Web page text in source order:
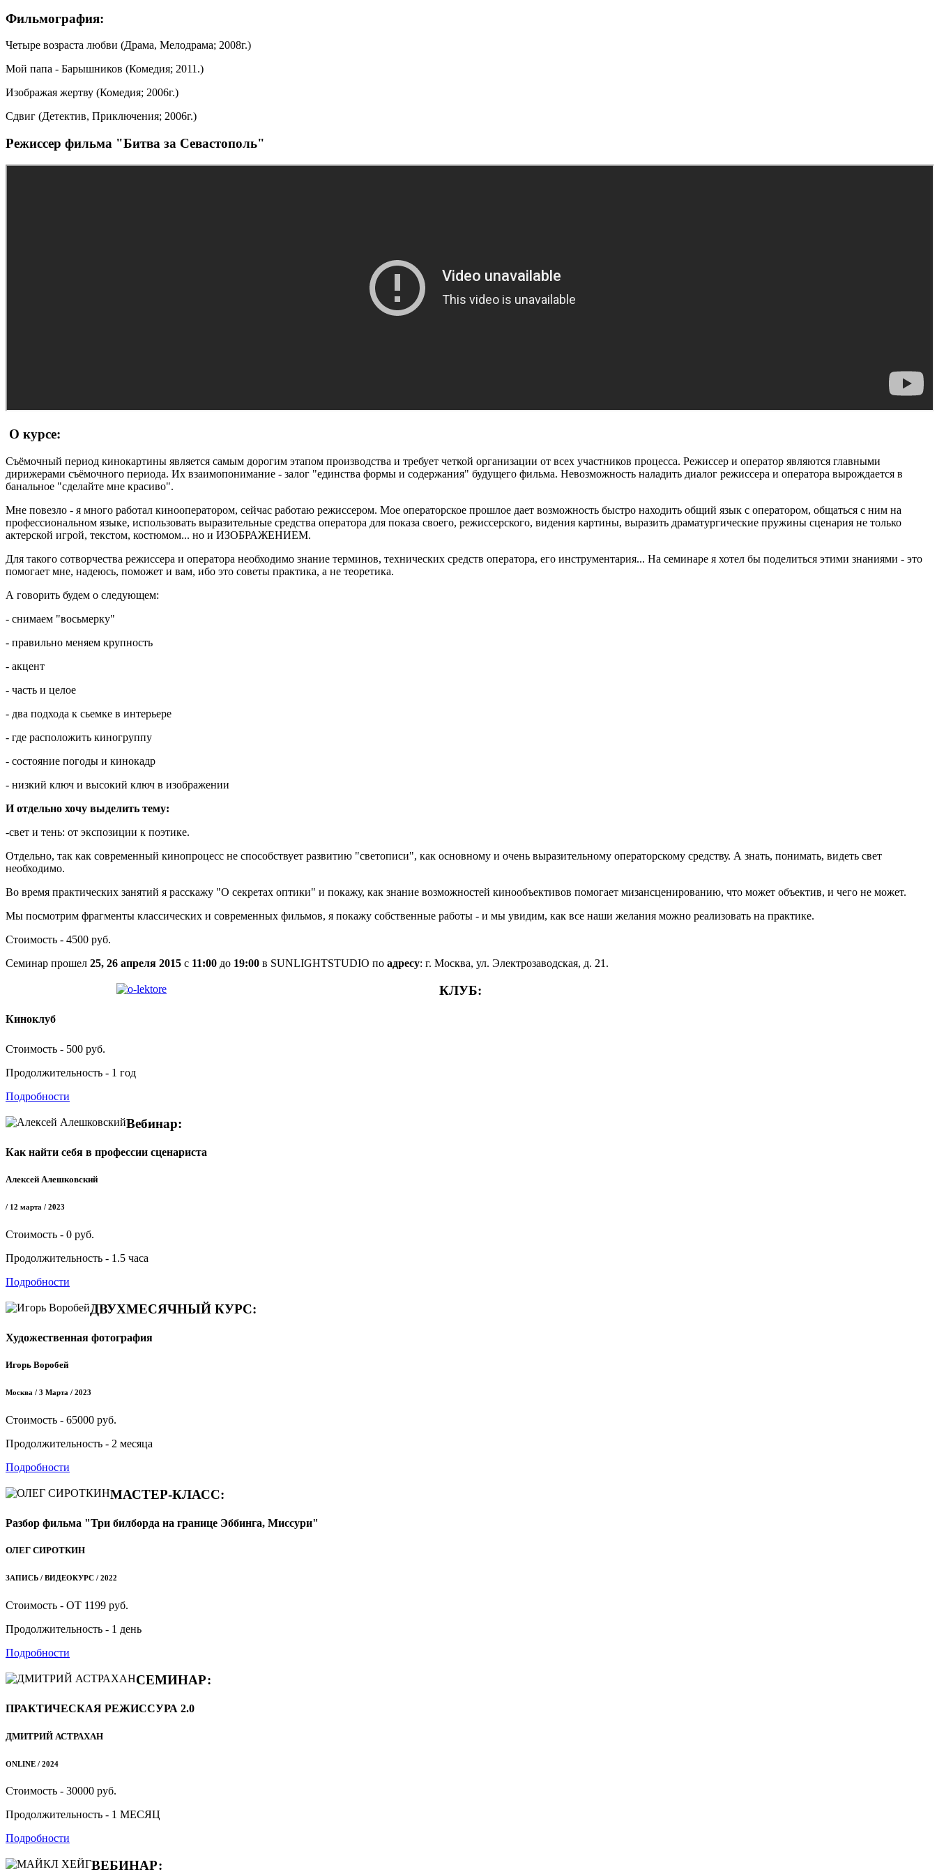
Фильмография:
Четыре возраста любви (Драма, Мелодрама; 2008г.)
Мой папа - Барышников (Комедия; 2011.)
Изображая жертву (Комедия; 2006г.)
Сдвиг (Детектив, Приключения; 2006г.)
Режиссер фильма "Битва за Севастополь"
О курсе:
Съёмочный период кинокартины является самым дорогим этапом производства и требует четкой организации от всех участников процесса. Режиссер и оператор являются главными
дирижерами съёмочного периода. Их взаимопонимание - залог "единства формы и содержания" будущего фильма. Невозможность наладить диалог режиссера и оператора вырождается в
банальное "сделайте мне красиво".
Мне повезло - я много работал кинооператором, сейчас работаю режиссером. Мое операторское прошлое дает возможность быстро находить общий язык с оператором, общаться с ним на
профессиональном языке, использовать выразительные средства оператора для показа своего, режиссерского, видения картины, выразить драматургические пружины сценария не только
актерской игрой, текстом, костюмом... но и ИЗОБРАЖЕНИЕМ.
Для такого сотворчества режиссера и оператора необходимо знание терминов, технических средств оператора, его инструментария... На семинаре я хотел бы поделиться этими знаниями - это
помогает мне, надеюсь, поможет и вам, ибо это советы практика, а не теоретика.
А говорить будем о следующем:
- снимаем "восьмерку"
- правильно меняем крупность
- акцент
- часть и целое
- два подхода к сьемке в интерьере
- где расположить киногруппу
- состояние погоды и кинокадр
- низкий ключ и высокий ключ в изображении
И отдельно хочу выделить тему:
-свет и тень: от экспозиции к поэтике.
Отдельно, так как современный кинопроцесс не способствует развитию "светописи", как основному и очень выразительному операторскому средству. А знать, понимать, видеть свет
необходимо.
Во время практических занятий я расскажу "О секретах оптики" и покажу, как знание возможностей кинообъективов помогает мизансценированию, что может объектив, и чего не может.
Мы посмотрим фрагменты классических и современных фильмов, я покажу собственные работы - и мы увидим, как все наши желания можно реализовать на практике.
Стоимость - 4500 руб.
Cеминар прошел 25, 26 апреля 2015 с 11:00 до 19:00 в SUNLIGHTSTUDIO по адресу: г. Москва, ул. Электрозаводская, д. 21.
КЛУБ:
Киноклуб
Стоимость - 500 руб.
Продолжительность - 1 год
Подробности
Вебинар:
Как найти себя в профессии сценариста
Алексей Алешковский
/ 12 марта / 2023
Стоимость - 0 руб.
Продолжительность - 1.5 часа
Подробности
ДВУХМЕСЯЧНЫЙ КУРС:
Художественная фотография
Игорь Воробей
Москва / 3 Марта / 2023
Стоимость - 65000 руб.
Продолжительность - 2 месяца
Подробности
МАСТЕР-КЛАСС:
Разбор фильма "Три билборда на границе Эббинга, Миссури"
ОЛЕГ СИРОТКИН
ЗАПИСЬ / ВИДЕОКУРС / 2022
Стоимость - ОТ 1199 руб.
Продолжительность - 1 день
Подробности
СЕМИНАР:
ПРАКТИЧЕСКАЯ РЕЖИССУРА 2.0
ДМИТРИЙ АСТРАХАН
ONLINE / 2024
Стоимость - 30000 руб.
Продолжительность - 1 МЕСЯЦ
Подробности
ВЕБИНАР: